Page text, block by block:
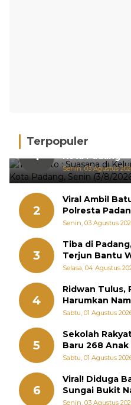
Terpopuler
1
Hujan Deras,
Kota Padang
Senin, 03 Agustus
2
Viral Ambil
Polresta
Sebenarnya
Senin, 03 Agustus
3
Tiba di
Terjun Bantu
Selasa, 04 Agustus
4
Ridwan Tulus,
Harumkan
Diabadikan
Sabtu, 01 Agustus
5
Sekolah
Baru 268
Memutus
Sabtu, 01 Agustus
6
Viral! Diduga
Sungai Bukit
Warga
Senin, 03 Agustus